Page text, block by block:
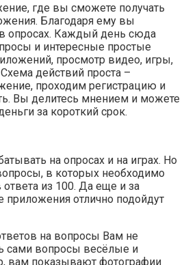
где вы сможете получать
Благодаря ему вы
опросах. Каждый день сюда
и интересные простые
просмотр видео, игры,
действий проста –
проходим регистрацию и
Вы делитесь мнением и можете
за короткий срок.
на опросах и на играх. Но
в которых необходимо
из 100. Да еще и за
приложения отлично подойдут
на вопросы Вам не
сами вопросы весёлые и
вам показывают фотографии